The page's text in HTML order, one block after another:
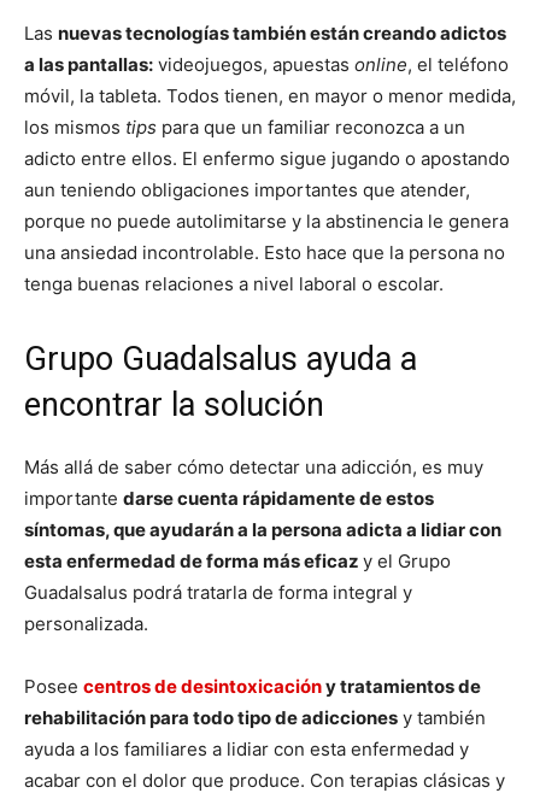
Las nuevas tecnologías también están creando adictos
a las pantallas: videojuegos, apuestas online, el teléfono
móvil, la tableta. Todos tienen, en mayor o menor medida,
los mismos tips para que un familiar reconozca a un
adicto entre ellos. El enfermo sigue jugando o apostando
aun teniendo obligaciones importantes que atender,
porque no puede autolimitarse y la abstinencia le genera
una ansiedad incontrolable. Esto hace que la persona no
tenga buenas relaciones a nivel laboral o escolar.
Grupo Guadalsalus ayuda a
encontrar la solución
Más allá de saber cómo detectar una adicción, es muy
importante darse cuenta rápidamente de estos
síntomas, que ayudarán a la persona adicta a lidiar con
esta enfermedad de forma más eficaz y el Grupo
Guadalsalus podrá tratarla de forma integral y
personalizada.
Posee centros de desintoxicacióny tratamientos de
rehabilitación para todo tipo de adicciones y también
ayuda a los familiares a lidiar con esta enfermedad y
acabar con el dolor que produce. Con terapias clásicas y